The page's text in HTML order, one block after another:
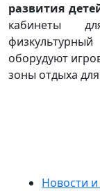
развития
кабинеты
оборудуют
зоны отдыха
Новости